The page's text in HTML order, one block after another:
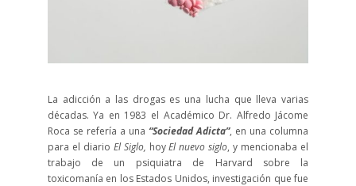
La adicción a las drogas es una lucha que lleva varias
décadas. Ya en 1983 el Académico Dr. Alfredo Jácome
Roca se refería a una“Sociedad Adicta”, en una columna
para el diario El Siglo, hoyEl nuevo siglo, y mencionaba el
trabajo de un psiquiatra de Harvard sobre la
toxicomanía en los Estados Unidos, investigación que fue